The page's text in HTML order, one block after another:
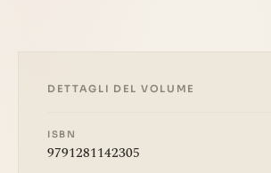
DETTAGLI DEL VOLUME
ISBN
9791281142305